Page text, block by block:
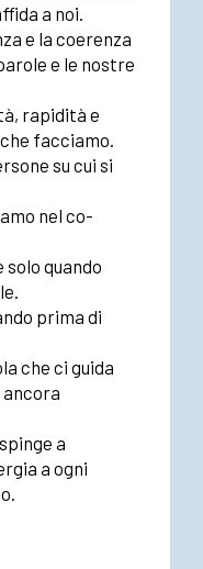
a noi.
e la coerenza
e le nostre
rapidità e
facciamo.
su cui si
nel co-
solo quando
prima di
che ci guida
ancora
a
a ogni